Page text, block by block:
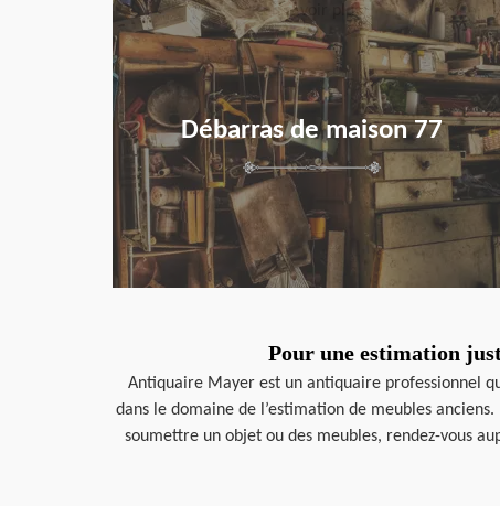
Débarras de maison 77
en savoir plus
Pour une estimation
Antiquaire Mayer est un antiquaire professionnel
dans le domaine de l’estimation de meubles
soumettre un objet ou des meubles, rendez-vous